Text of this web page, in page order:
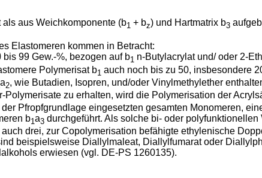
aus Weichkomponente (b1 + bz) und Hartmatrix b3
Elastomeren kommen in Betracht:
99 Gew.-%, bezogen auf b1 n-Butylacrylat und/ oder 2-
Polymerisat b1 auch noch bis zu 50, insbesondere
a2, wie Butadien, Isopren, und/oder Vinylmethylether
Polymerisate zu erhalten, wird die Polymerisation der
Pfropfgrundlage eingesetzten gesamten Monomeren,
b1a3 durchgeführt. Als solche bi- oder
drei, zur Copolymerisation befähigte ethylenische
beispielsweise Diallylmaleat, Diallylfumarat oder
erwiesen (vgl. DE-PS 1260135).